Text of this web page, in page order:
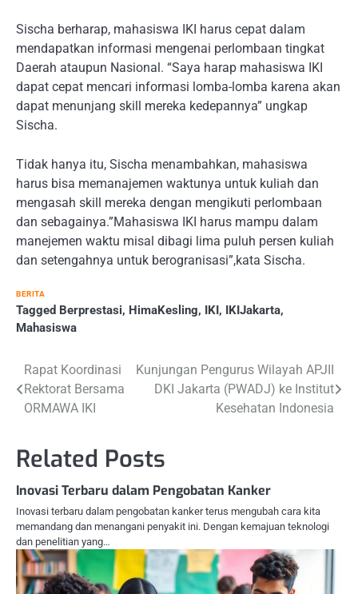
Sischa berharap, mahasiswa IKI harus cepat dalam
mendapatkan informasi mengenai perlombaan tingkat
Daerah ataupun Nasional. “Saya harap mahasiswa IKI
dapat cepat mencari informasi lomba-lomba karena akan
dapat menunjang skill mereka kedepannya” ungkap
Sischa.
Tidak hanya itu, Sischa menambahkan, mahasiswa
harus bisa memanajemen waktunya untuk kuliah dan
mengasah skill mereka dengan mengikuti perlombaan
dan sebagainya.”Mahasiswa IKI harus mampu dalam
manejemen waktu misal dibagi lima puluh persen kuliah
dan setengahnya untuk berogranisasi”,kata Sischa.
BERITA
Tagged Berprestasi, HimaKesling, IKI, IKIJakarta,
Mahasiswa
Navigasi
pos
Rapat Koordinasi
Rektorat Bersama
ORMAWA IKI
Kunjungan Pengurus Wilayah APJII
DKI Jakarta (PWADJ) ke Institut
Kesehatan Indonesia
Related Posts
Inovasi Terbaru dalam Pengobatan Kanker
Inovasi terbaru dalam pengobatan kanker terus mengubah cara kita
memandang dan menangani penyakit ini. Dengan kemajuan teknologi
dan penelitian yang…